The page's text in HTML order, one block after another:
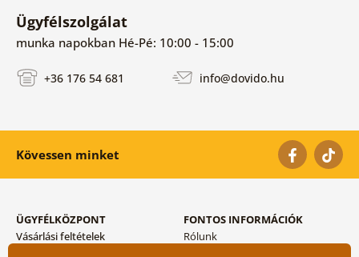
Ügyfélszolgálat
munka napokban Hé-Pé: 10:00 - 15:00
+36 176 54 681 info@dovido.hu
Kövessen minket
ÜGYFÉLKÖZPONT
Vásárlási feltételek
FONTOS INFORMÁCIÓK
Rólunk